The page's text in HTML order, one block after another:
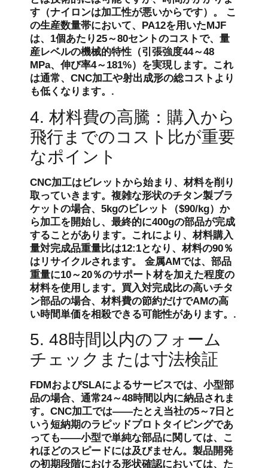
す（ナイロンは加工性が悪いからです）。 こ
の生産数量帯において、PA12を用いたMJF
は、1個あたり25～80セントのコストで、量
産レベルの機械的特性（引張強度44～48
MPa、伸び率4～181%）を実現します。これ
は通常、CNC加工や射出成形の総コストより
も低くなります。.
4. 材料費の高騰：購入から
飛行までのコスト比が重要
なポイント
CNC加工はビレットから始まり、材料を削り
取っていきます。複雑な形状のチタン製ブラ
ケットの場合、5kgのビレット（$90/kg）か
ら加工を開始し、最終的に400gの部品が完成
することがあります。これにより、材料購入
量対完成品重量比は12:1となり、材料の90％
はリサイクルされます。 金属AMでは、部品
重量に10～20％のサポート材を加えた程度の
材料を使用します。買入対完成比の高いチタ
ン部品の場合、材料費の節約だけでAMの高
い時間単価を相殺できる可能性があります。.
5. 48時間以内のフォーム
チェックまたは寸法検証
FDMおよびSLAによるサービスでは、小型部
品の場合、通常24～48時間以内に納品されま
す。CNC加工では――たとえ当社の5～7日と
いう短納期のラピッドプロトタイピングであ
っても――小型で単純な部品に関しては、こ
れほどのスピードには及びません。製品開発
の初期段階における形状確認においては、た